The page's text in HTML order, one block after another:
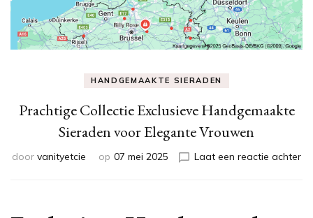
HANDGEMAAKTE SIERADEN
Prachtige Collectie Exclusieve Handgemaakte
Sieraden voor Elegante Vrouwen
door vanityetcie op 07 mei 2025 Laat een reactie achterop